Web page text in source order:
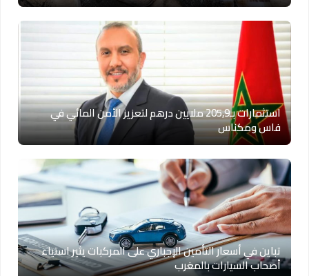
استثمارات بـ205,9 ملايين درهم لتعزيز الأمن المائي في
فاس ومكناس
تباين في أسعار التأمين الإجباري على المركبات يثير استياء
أصحاب السيارات بالمغرب